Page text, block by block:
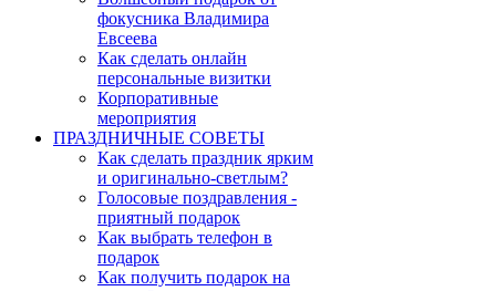
фокусника Владимира
Евсеева
Как сделать онлайн
персональные визитки
Корпоративные
мероприятия
ПРАЗДНИЧНЫЕ СОВЕТЫ
Как сделать праздник ярким
и оригинально-светлым?
Голосовые поздравления -
приятный подарок
Как выбрать телефон в
подарок
Как получить подарок на